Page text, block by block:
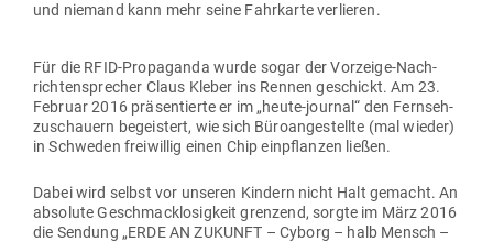
und niemand kann mehr seine Fahr­karte verlieren.
Für die RFID-Pro­pa­ganda wurde sogar der Vor­zeige-Nach­
rich­ten­sprecher Claus Kleber ins Rennen geschickt. Am 23.
Februar 2016 prä­sen­tierte er im „heute-journal“ den Fern­seh­
zu­schauern begeistert, wie sich Büro­an­ge­stellte (mal wieder)
in Schweden frei­willig einen Chip ein­pflanzen ließen.
Dabei wird selbst vor unseren Kindern nicht Halt gemacht. An
absolute Geschmack­lo­sigkeit grenzend, sorgte im März 2016
die Sendung „ERDE AN ZUKUNFT – Cyborg – halb Mensch –